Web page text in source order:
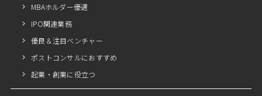
MBAホルダー優遇
IPO関連業務
優良＆注目ベンチャー
ポストコンサルにおすすめ
起業・創業に役立つ